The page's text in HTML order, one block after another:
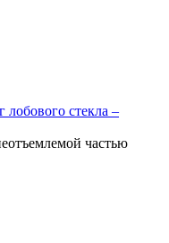
лобового стекла –
частью